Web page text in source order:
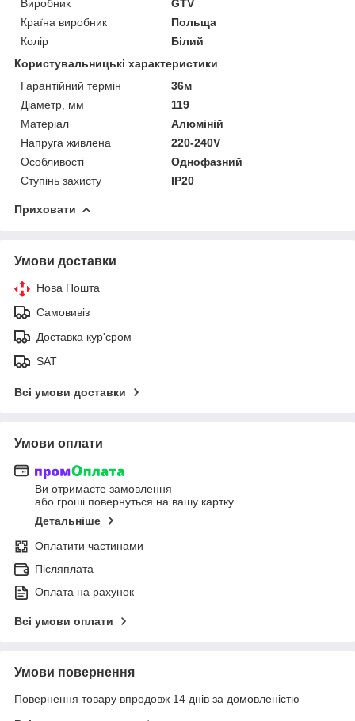
Виробник
GTV
Країна виробник
Польща
Колір
Білий
Користувальницькі характеристики
Гарантійний термін
36м
Діаметр, мм
119
Матеріал
Алюміній
Напруга живлена
220-240V
Особливості
Однофазний
Ступінь захисту
IP20
Приховати
Умови доставки
Нова Пошта
Самовивіз
Доставка кур'єром
SAT
Всі умови доставки
Умови оплати
Ви отримаєте замовлення
або гроші повернуться на вашу картку
Детальніше
Оплатити частинами
Післяплата
Оплата на рахунок
Всі умови оплати
Умови повернення
Повернення товару впродовж 14 днів за домовленістю